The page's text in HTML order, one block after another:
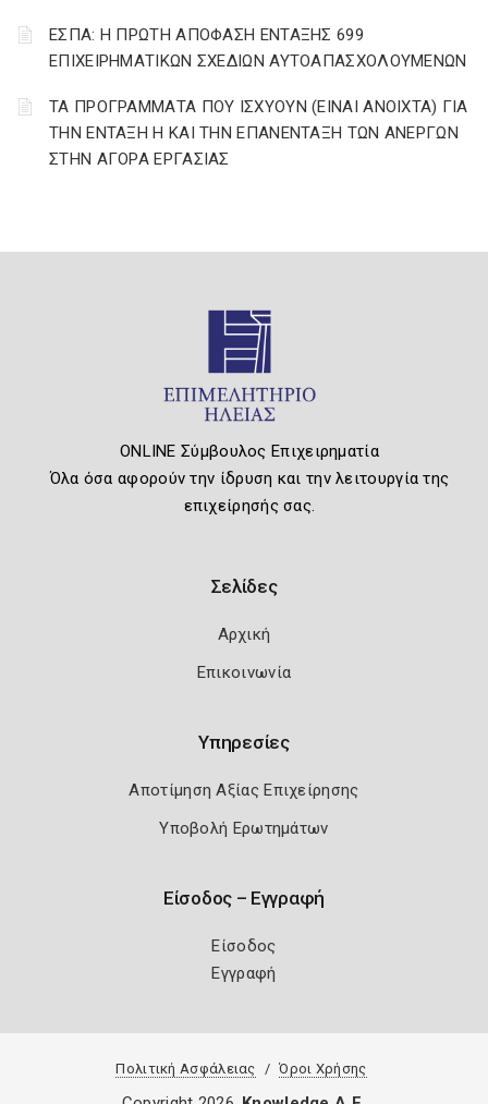
ΕΣΠΑ: Η ΠΡΩΤΗ ΑΠΟΦΑΣΗ ΕΝΤΑΞΗΣ 699
ΕΠΙΧΕΙΡΗΜΑΤΙΚΩΝ ΣΧΕΔΙΩΝ ΑΥΤΟΑΠΑΣΧΟΛΟΥΜΕΝΩΝ
ΤΑ ΠΡΟΓΡΑΜΜΑΤΑ ΠΟΥ ΙΣΧΥΟΥΝ (ΕΙΝΑΙ ΑΝΟΙΧΤΑ) ΓΙΑ
ΤΗΝ ΕΝΤΑΞΗ Η ΚΑΙ ΤΗΝ ΕΠΑΝΕΝΤΑΞΗ ΤΩΝ ΑΝΕΡΓΩΝ
ΣΤΗΝ ΑΓΟΡΑ ΕΡΓΑΣΙΑΣ
ONLINE Σύμβουλος Επιχειρηματία
Όλα όσα αφορούν την ίδρυση και την λειτουργία της
επιχείρησής σας.
Σελίδες
Αρχική
Επικοινωνία
Υπηρεσίες
Αποτίμηση Αξίας Επιχείρησης
Υποβολή Ερωτημάτων
Είσοδος – Εγγραφή
Είσοδος
Εγγραφή
Πολιτική Ασφάλειας Όροι Χρήσης